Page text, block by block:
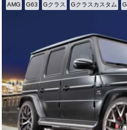
AMG G63 Gクラス Gクラスカスタム